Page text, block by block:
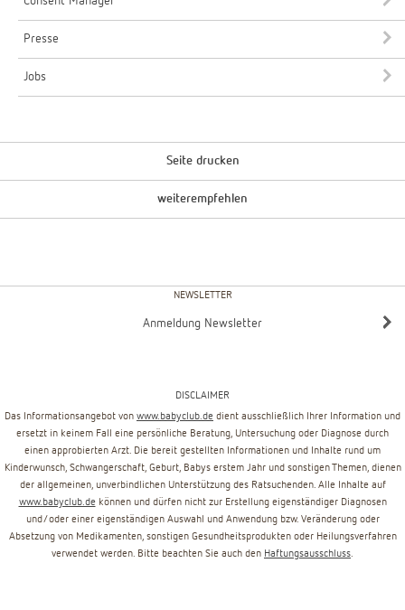
Presse
Jobs
Seite drucken
weiterempfehlen
NEWSLETTER
Anmeldung Newsletter
DISCLAIMER
Das Informationsangebot von www.babyclub.de dient ausschließlich Ihrer Information und
ersetzt in keinem Fall eine persönliche Beratung, Untersuchung oder Diagnose durch
einen approbierten Arzt. Die bereit gestellten Informationen und Inhalte rund um
Kinderwunsch, Schwangerschaft, Geburt, Babys erstem Jahr und sonstigen Themen, dienen
der allgemeinen, unverbindlichen Unterstützung des Ratsuchenden. Alle Inhalte auf
www.babyclub.de können und dürfen nicht zur Erstellung eigenständiger Diagnosen
und/oder einer eigenständigen Auswahl und Anwendung bzw. Veränderung oder
Absetzung von Medikamenten, sonstigen Gesundheitsprodukten oder Heilungsverfahren
verwendet werden. Bitte beachten Sie auch den Haftungsausschluss.